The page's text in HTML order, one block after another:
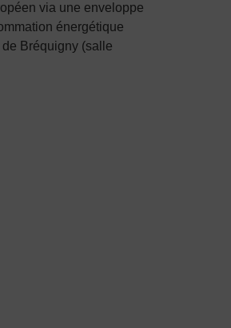
via une enveloppe
énergétique
Bréquigny (salle